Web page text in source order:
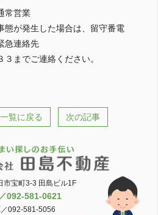
常営業
が発生した場合は、留守番電
急連絡先
までご連絡ください。
一覧に戻る 次の記事
市宝町3-3 田島ビル1F
092-581-0621
／092-581-5056